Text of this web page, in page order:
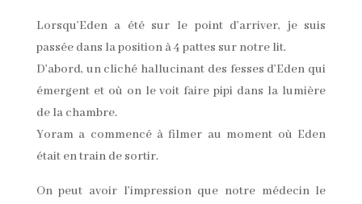
Lorsqu’Eden a été sur le point d’arriver, je suis
passée dans la position à 4 pattes sur notre lit.
D’abord, un cliché hallucinant des fesses d’Eden qui
émergent et où on le voit faire pipi dans la lumière
de la chambre.
Yoram a commencé à filmer au moment où Eden
était en train de sortir.
On peut avoir l’impression que notre médecin le